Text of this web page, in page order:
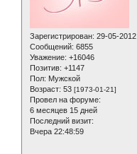
Зарегистрирован: 29-05-2012
Сообщений: 6855
Уважение: +16046
Позитив: +1147
Пол: Мужской
Возраст: 53 [1973-01-21]
Провел на форуме:
6 месяцев 15 дней
Последний визит:
Вчера 22:48:59